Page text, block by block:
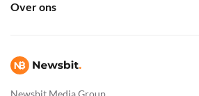
Newsbit Media Group
Over ons